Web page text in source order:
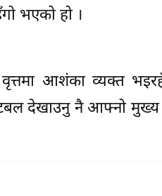
भएको हो ।
वृत्तमा आशंका व्यक्त
देखाउनु नै आफ्नो